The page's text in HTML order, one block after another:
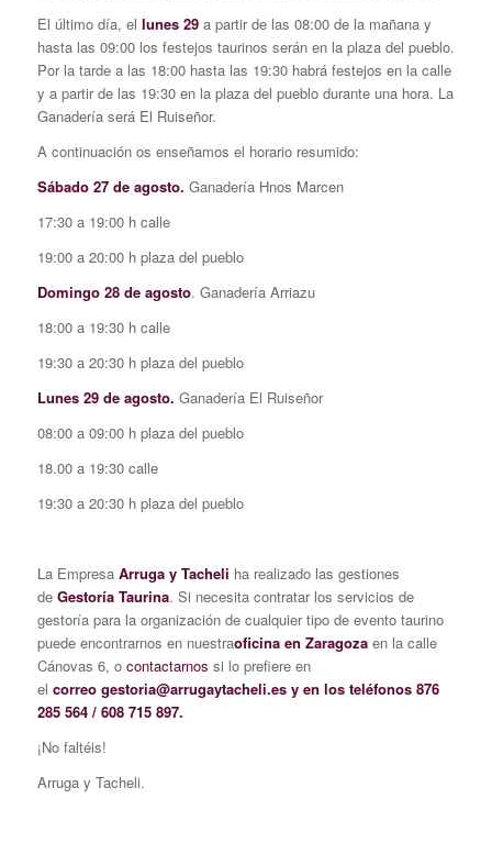
El último día, el lunes 29a partir de las 08:00 de la mañana y
hasta las 09:00 los festejos taurinos serán en la plaza del pueblo.
Por la tarde a las 18:00 hasta las 19:30 habrá festejos en la calle
y a partir de las 19:30 en la plaza del pueblo durante una hora. La
Ganadería será El Ruiseñor.
A continuación os enseñamos el horario resumido:
Sábado 27 de agosto. Ganadería Hnos Marcen
17:30 a 19:00 h calle
19:00 a 20:00 h plaza del pueblo
Domingo 28 de agosto. Ganadería Arriazu
18:00 a 19:30 h calle
19:30 a 20:30 h plaza del pueblo
Lunes 29 de agosto. Ganadería El Ruiseñor
08:00 a 09:00 h plaza del pueblo
18.00 a 19:30 calle
19:30 a 20:30 h plaza del pueblo
La Empresa Arruga y Tacheli ha realizado las gestiones
de Gestoría Taurina. Si necesita contratar los servicios de
gestoría para la organización de cualquier tipo de evento taurino
puede encontrarnos en nuestraoficina en Zaragozaen la calle
Cánovas 6, o contactarnos si lo prefiere en
el correo gestoria@arrugaytacheli.es y en los teléfonos 876
285 564 / 608 715 897.
¡No faltéis!
Arruga y Tacheli.